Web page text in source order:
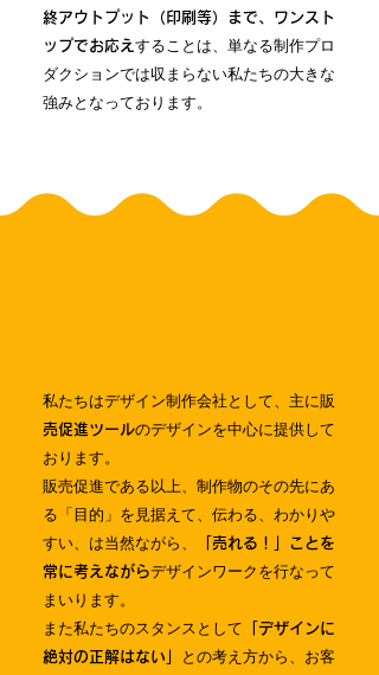
終アウトプット（印刷等）まで、ワンスト
ップでお応え することは、単なる制作プロ
ダクションでは収まらない私たちの大きな
強みとなっております。
私たちはデザイン制作会社として、主に販
売促進ツールのデザインを中心に提供して
おります。
販売促進である以上、制作物のその先にあ
る「目的」を見据えて、伝わる、わかりや
すい、は当然ながら、
「売れる！」ことを
常に考えながらデザインワークを行なって
まいります。
また私たちのスタンスとして 「デザインに
絶対の正解はない」
との考え方から、お客